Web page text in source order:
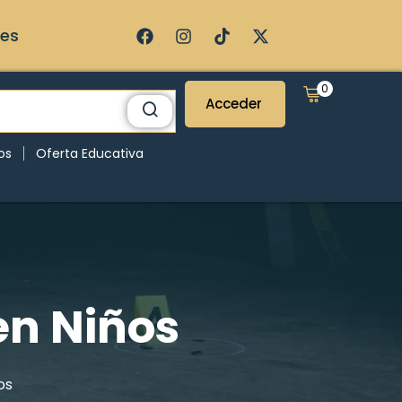
Oferta Educativa
Acceder
0
Niños